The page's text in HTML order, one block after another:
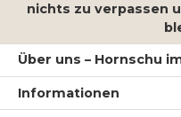
nichts zu verpassen
Über uns – Hornschu
Informationen